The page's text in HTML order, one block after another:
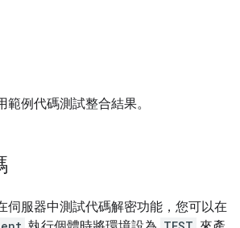
例代碼測試整合結果。
伺服器中測試代碼解密功能，您可以在